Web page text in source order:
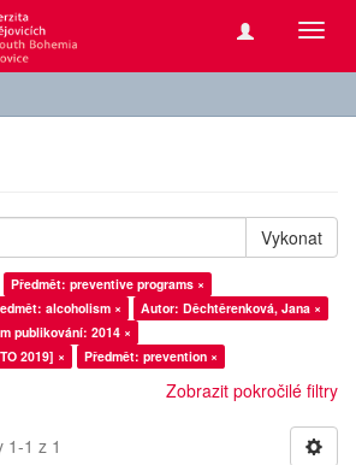
Vykonat
Předmět: preventive programs ×
alcoholism ×
Autor: Děchtěrenková, Jana ×
publikování: 2014 ×
2019] ×
Předmět: prevention ×
Zobrazit pokročilé filtry
1-1 z 1